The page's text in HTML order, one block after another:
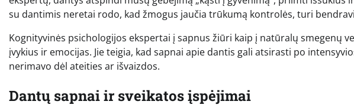
su dantimis neretai rodo, kad žmogus jaučia trūkumą kontrolės, turi
Kognityvinės psichologijos ekspertai į sapnus žiūri kaip į natūralų smegenų
įvykius ir emocijas. Jie teigia, kad sapnai apie dantis gali atsirasti po
nerimavo dėl ateities ar išvaizdos.
Dantų sapnai ir sveikatos įspėjimai